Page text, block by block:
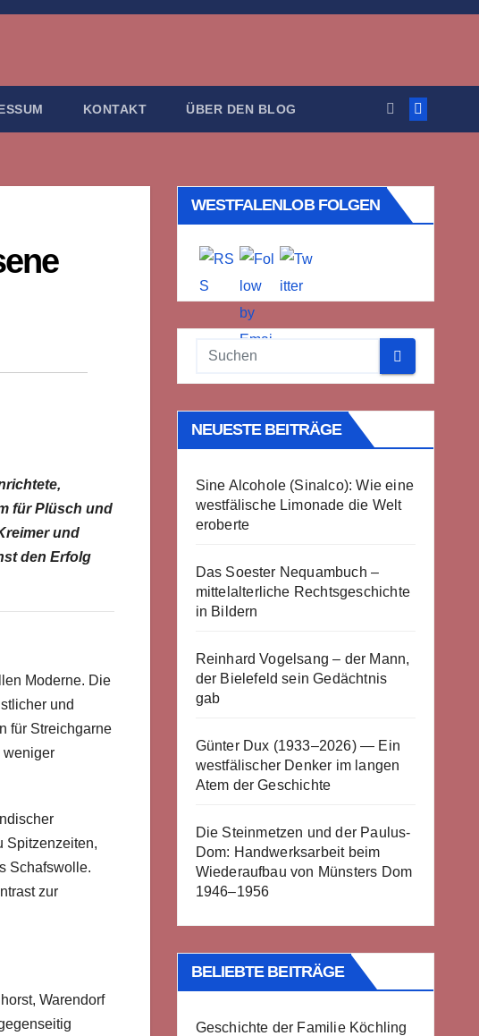
KONTAKT ÜBER DEN BLOG
für Plüsch und
und
den Erfolg
Moderne. Die
und
für Streichgarne
weniger
Spitzenzeiten,
Schafswolle.
zur
Warendorf
WESTFALENLOB FOLGEN
NEUESTE BEITRÄGE
Sine Alcohole (Sinalco): Wie eine
westfälische Limonade die Welt
eroberte
Das Soester Nequambuch –
mittelalterliche Rechtsgeschichte
in Bildern
Reinhard Vogelsang – der Mann,
der Bielefeld sein Gedächtnis
gab
Günter Dux (1933–2026) — Ein
westfälischer Denker im langen
Atem der Geschichte
Die Steinmetzen und der Paulus-
Dom: Handwerksarbeit beim
Wiederaufbau von Münsters Dom
1946–1956
BELIEBTE BEITRÄGE
Geschichte der Familie Köchling